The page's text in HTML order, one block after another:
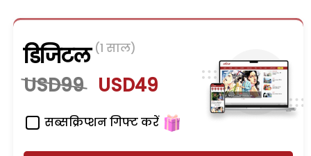
डिजिटल (1 साल)
USD99 USD49
सब्सक्रिप्शन गिफ्ट करें